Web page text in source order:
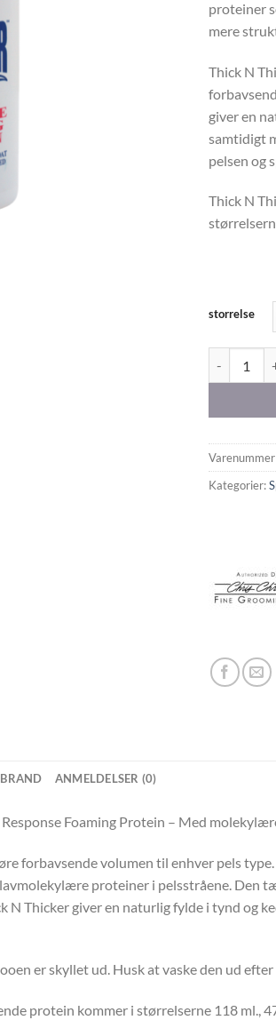
proteiner
mere
Thick N
giver en
samtidigt
pelsen og
Thick N
storrelse
Varenummer
Kategorier:
BRAND ANMELDELSER (0)
Foaming Protein – Med
forbavsende volumen til enhver pels
proteiner i pelsstråene. Den
Thicker giver en naturlig fylde i tynd og
er skyllet ud. Husk at vaske den ud
protein kommer i størrelserne 118 ml.,